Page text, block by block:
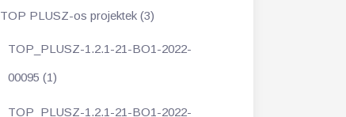
TOP PLUSZ-os projektek (3)
TOP_PLUSZ-1.2.1-21-BO1-2022-
00095 (1)
TOP_PLUSZ-1.2.1-21-BO1-2022-